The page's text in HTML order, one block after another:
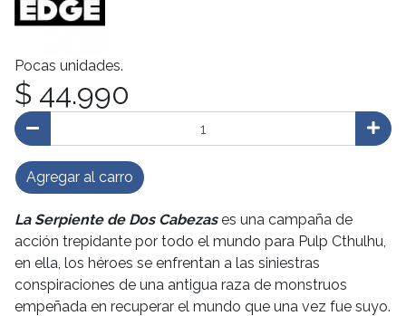
Pocas unidades.
$ 44.990
Agregar al carro
La Serpiente de Dos Cabezases una campaña de
acción trepidante por todo el mundo para Pulp Cthulhu,
en ella, los héroes se enfrentan a las siniestras
conspiraciones de una antigua raza de monstruos
empeñada en recuperar el mundo que una vez fue suyo.